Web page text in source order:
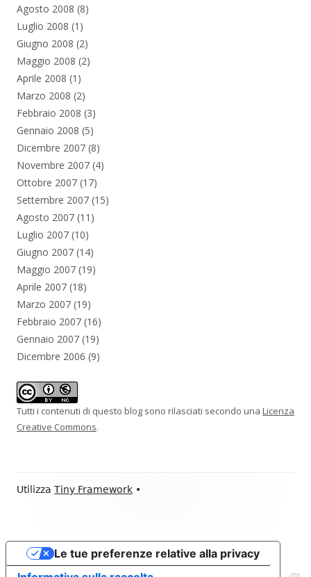
Agosto 2008 (8)
Luglio 2008 (1)
Giugno 2008 (2)
Maggio 2008 (2)
Aprile 2008 (1)
Marzo 2008 (2)
Febbraio 2008 (3)
Gennaio 2008 (5)
Dicembre 2007 (8)
Novembre 2007 (4)
Ottobre 2007 (17)
Settembre 2007 (15)
Agosto 2007 (11)
Luglio 2007 (10)
Giugno 2007 (14)
Maggio 2007 (19)
Aprile 2007 (18)
Marzo 2007 (19)
Febbraio 2007 (16)
Gennaio 2007 (19)
Dicembre 2006 (9)
Tutti i contenuti di questo blog sono rilasciati secondo una Licenza
Creative Commons.
Contenuto
pagina
Utilizza Tiny Framework •
Le tue preferenze relative alla privacy